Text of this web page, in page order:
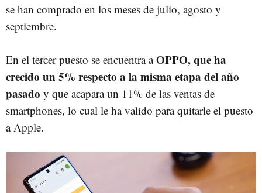
se han comprado en los meses de julio, agosto y
septiembre.
En el tercer puesto se encuentra aOPPO, que ha
crecido un 5% respecto a la misma etapa del año
pasado y que acapara un 11% de las ventas de
smartphones, lo cual le ha valido para quitarle el puesto
a Apple.